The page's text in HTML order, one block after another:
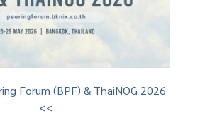
Forum (BPF) & ThaiNOG 2026
<<